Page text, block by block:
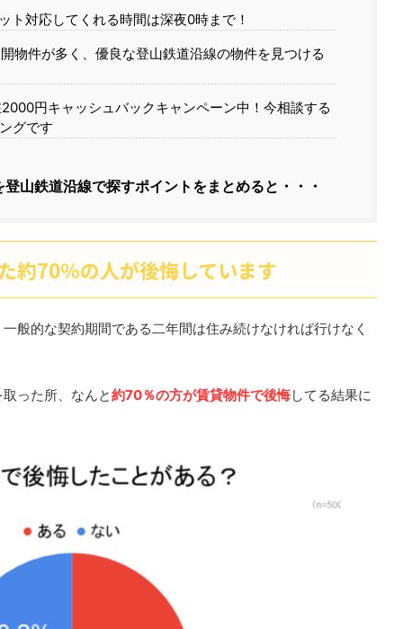
ト対応してくれる時間は深夜0時まで！
物件が多く、優良な登山鉄道沿線の物件を見つける
円キャッシュバックキャンペーン中！今相談する
グです
山鉄道沿線で探すポイントをまとめると・・・
約70％の人が後悔しています
般的な契約期間である二年間は住み続けなければ行けなく
った所、なんと約70％の方が賃貸物件で後悔してる結果に